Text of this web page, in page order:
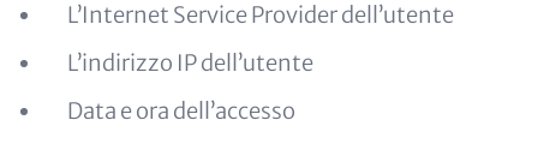
L’Internet Service Provider dell’utente
L’indirizzo IP dell’utente
Data e ora dell’accesso